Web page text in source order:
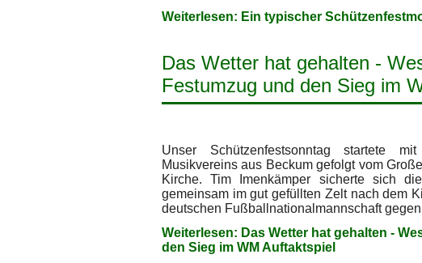
Weiterlesen: Ein typischer
Das Wetter hat gehalten -
Festumzug und den Sieg im
Unser Schützenfestsonntag startete
Musikvereins aus Beckum gefolgt vom
Kirche. Tim Imenkämper sicherte sich
gemeinsam im gut gefüllten Zelt nach dem
deutschen Fußballnationalmannschaft
Weiterlesen: Das Wetter hat gehalten -
den Sieg im WM Auftaktspiel